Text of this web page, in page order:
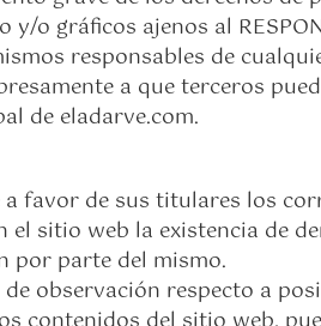
y/o gráficos ajenos al
responsables de
a que terceros
de eladarve.com.
a favor de sus titulares los
el sitio web la existencia de
por parte del mismo.
observación respecto a